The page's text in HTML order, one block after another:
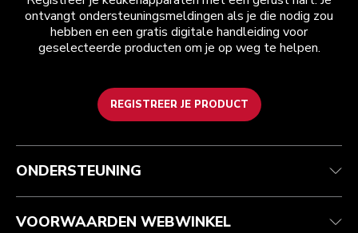
ontvangt ondersteuningsmeldingen als je die nodig zou
hebben en een gratis digitale handleiding voor
geselecteerde producten om je op weg te helpen.
REGISTREER JE PRODUCT
Health check
Je bestelling volgen
Garantie en documenten
Veelgestelde vragen
Algemene voorwaarden
Retournering en terugbetaling
Imprint
ODR
Het merk
Zoek een winkel
ONDERSTEUNING
VOORWAARDEN WEBWINKEL